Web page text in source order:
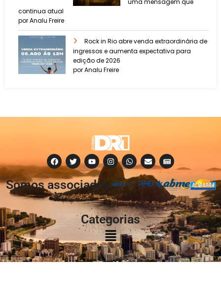
uma mensagem que
continua atual
por Analu Freire
Rock in Rio abre venda extraordinária de
ingressos e aumenta expectativa para
edição de 2026
por Analu Freire
Somos associados
à:
Categorias